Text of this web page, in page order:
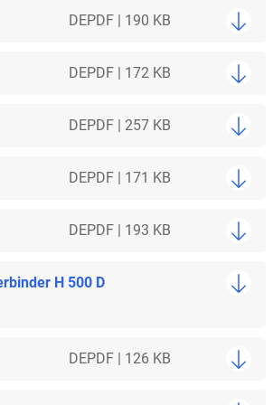
DEPDF | 190 KB
DEPDF | 172 KB
DEPDF | 257 KB
DEPDF | 171 KB
DEPDF | 193 KB
H 500 D
DEPDF | 126 KB